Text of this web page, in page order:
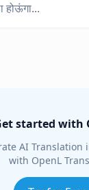
होऊंगा...
started with
AI Translation
with OpenL